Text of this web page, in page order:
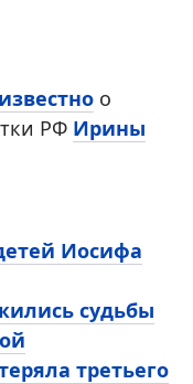
известно о
РФ Ирины
Иосифа
судьбы
третьего